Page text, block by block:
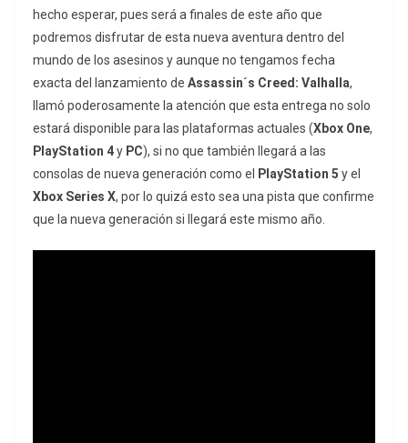
hecho esperar, pues será a finales de este año que
podremos disfrutar de esta nueva aventura dentro del
mundo de los asesinos y aunque no tengamos fecha
exacta del lanzamiento de Assassin´s Creed: Valhalla,
llamó poderosamente la atención que esta entrega no solo
estará disponible para las plataformas actuales (Xbox One,
PlayStation 4y PC), si no que también llegará a las
consolas de nueva generación como el
PlayStation 5 y el
Xbox Series X, por lo quizá esto sea una pista que confirme
que la nueva generación si llegará este mismo año.